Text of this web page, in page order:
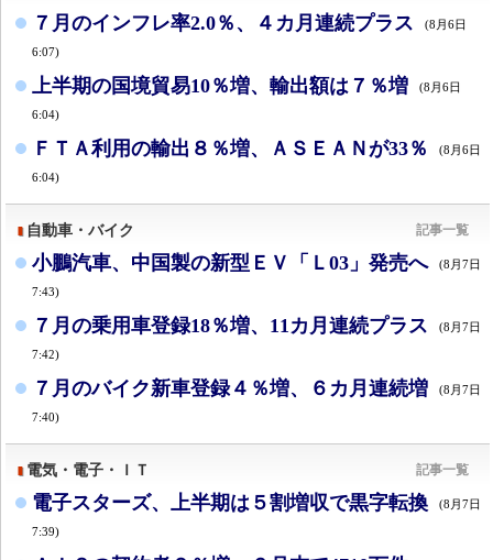
７月のインフレ率2.0％、４カ月連続プラス (8月6日
6:07)
上半期の国境貿易10％増、輸出額は７％増 (8月6日
6:04)
ＦＴＡ利用の輸出８％増、ＡＳＥＡＮが33％ (8月6日
6:04)
自動車・バイク 記事一覧
小鵬汽車、中国製の新型ＥＶ「Ｌ03」発売へ (8月7日
7:43)
７月の乗用車登録18％増、11カ月連続プラス (8月7日
7:42)
７月のバイク新車登録４％増、６カ月連続増 (8月7日
7:40)
電気・電子・ＩＴ 記事一覧
電子スターズ、上半期は５割増収で黒字転換 (8月7日
7:39)